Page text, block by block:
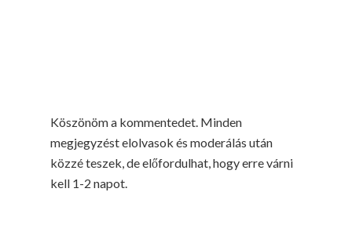
Köszönöm a kommentedet. Minden
megjegyzést elolvasok és moderálás után
közzé teszek, de előfordulhat, hogy erre várni
kell 1-2 napot.